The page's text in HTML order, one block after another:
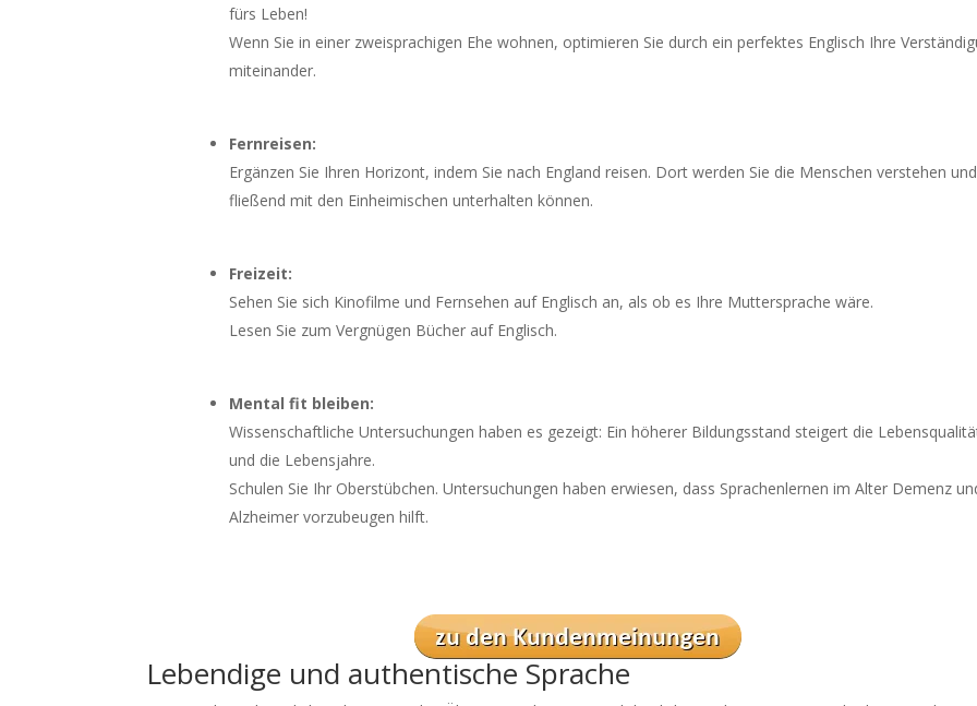
fürs Leben!
Wenn Sie in einer zweisprachigen Ehe wohnen, optimieren Sie durch ein perfektes Englisch Ihre
miteinander.
Fernreisen:
Ergänzen Sie Ihren Horizont, indem Sie nach England reisen. Dort werden Sie die Menschen verstehen
fließend mit den Einheimischen unterhalten können.
Freizeit:
Sehen Sie sich Kinofilme und Fernsehen auf Englisch an, als ob es Ihre Muttersprache wäre.
Lesen Sie zum Vergnügen Bücher auf Englisch.
Mental fit bleiben:
Wissenschaftliche Untersuchungen haben es gezeigt: Ein höherer Bildungsstand steigert die
und die Lebensjahre.
Schulen Sie Ihr Oberstübchen. Untersuchungen haben erwiesen, dass Sprachenlernen im Alter Demenz
Alzheimer vorzubeugen hilft.
Lebendige und authentische Sprache